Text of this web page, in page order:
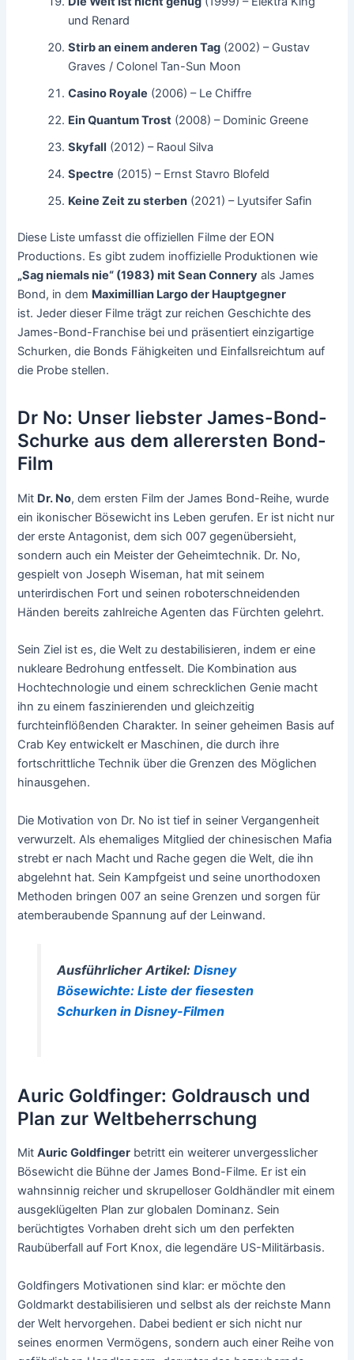
und Renard
Stirb an einem anderen Tag (2002) – Gustav
Graves / Colonel Tan-Sun Moon
Casino Royale (2006) – Le Chiffre
Ein Quantum Trost (2008) – Dominic Greene
Skyfall (2012) – Raoul Silva
Spectre (2015) – Ernst Stavro Blofeld
Keine Zeit zu sterben (2021) – Lyutsifer Safin
Diese Liste umfasst die offiziellen Filme der EON
Productions. Es gibt zudem inoffizielle Produktionen wie
„Sag niemals nie“ (1983) mit Sean Connery als James
Bond, in dem Maximillian Largo der Hauptgegner
ist. Jeder dieser Filme trägt zur reichen Geschichte des
James-Bond-Franchise bei und präsentiert einzigartige
Schurken, die Bonds Fähigkeiten und Einfallsreichtum auf
die Probe stellen.
Dr No: Unser liebster James-Bond-
Schurke aus dem allerersten Bond-
Film
Mit Dr. No, dem ersten Film der James Bond-Reihe, wurde
ein ikonischer Bösewicht ins Leben gerufen. Er ist nicht nur
der erste Antagonist, dem sich 007 gegenübersieht,
sondern auch ein Meister der Geheimtechnik. Dr. No,
gespielt von Joseph Wiseman, hat mit seinem
unterirdischen Fort und seinen roboterschneidenden
Händen bereits zahlreiche Agenten das Fürchten gelehrt.
Sein Ziel ist es, die Welt zu destabilisieren, indem er eine
nukleare Bedrohung entfesselt. Die Kombination aus
Hochtechnologie und einem schrecklichen Genie macht
ihn zu einem faszinierenden und gleichzeitig
furchteinflößenden Charakter. In seiner geheimen Basis auf
Crab Key entwickelt er Maschinen, die durch ihre
fortschrittliche Technik über die Grenzen des Möglichen
hinausgehen.
Die Motivation von Dr. No ist tief in seiner Vergangenheit
verwurzelt. Als ehemaliges Mitglied der chinesischen Mafia
strebt er nach Macht und Rache gegen die Welt, die ihn
abgelehnt hat. Sein Kampfgeist und seine unorthodoxen
Methoden bringen 007 an seine Grenzen und sorgen für
atemberaubende Spannung auf der Leinwand.
Ausführlicher Artikel: Disney
Bösewichte: Liste der fiesesten
Schurken in Disney-Filmen
Auric Goldfinger: Goldrausch und
Plan zur Weltbeherrschung
MitAuric Goldfinger betritt ein weiterer unvergesslicher
Bösewicht die Bühne der James Bond-Filme. Er ist ein
wahnsinnig reicher und skrupelloser Goldhändler mit einem
ausgeklügelten Plan zur globalen Dominanz. Sein
berüchtigtes Vorhaben dreht sich um den perfekten
Raubüberfall auf Fort Knox, die legendäre US-Militärbasis.
Goldfingers Motivationen sind klar: er möchte den
Goldmarkt destabilisieren und selbst als der reichste Mann
der Welt hervorgehen. Dabei bedient er sich nicht nur
seines enormen Vermögens, sondern auch einer Reihe von